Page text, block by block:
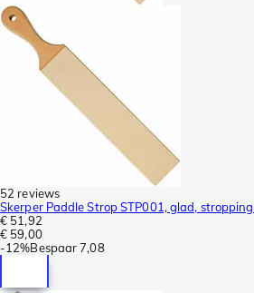
52 reviews
Skerper Paddle Strop STP001, glad,
€ 51,92
€ 59,00
-12%Bespaar 7,08